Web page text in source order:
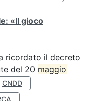
«Il gioco
ricordato il decreto
del 20 maggio
CNDD